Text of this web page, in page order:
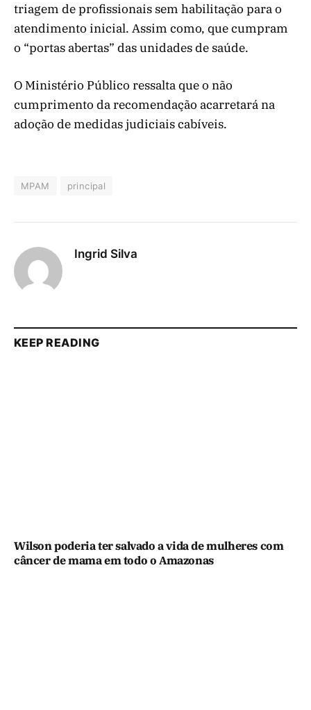
triagem de profissionais sem habilitação para o
atendimento inicial. Assim como, que cumpram
o “portas abertas” das unidades de saúde.
O Ministério Público ressalta que o não
cumprimento da recomendação acarretará na
adoção de medidas judiciais cabíveis.
MPAM principal
Ingrid Silva
KEEP READING
Wilson poderia ter salvado a vida de mulheres com
câncer de mama em todo o Amazonas